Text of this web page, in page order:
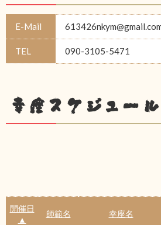
E-Mail
TEL 090-3105-5471
幸座スケジュール
開催日
▲
師範名 幸座名